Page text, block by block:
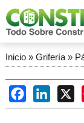
Inicio» Grifería»
Facebook X